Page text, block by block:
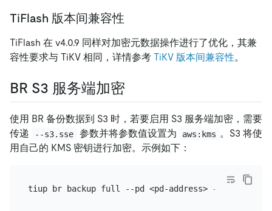
TiFlash 版本间兼容性
TiFlash 在 v4.0.9 同样对加密元数据操作进行了优化，其兼
容性要求与 TiKV 相同，详情参考 TiKV 版本间兼容性。
BR S3 服务端加密
使用 BR 备份数据到 S3 时，若要启用 S3 服务端加密，需要
传递
--s3.sse 参数并将参数值设置为 aws:kms 。S3 将使
用自己的 KMS 密钥进行加密。示例如下：